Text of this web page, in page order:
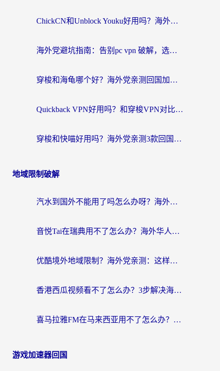
ChickCN和Unblock Youku好用吗？海外党亲测3款回国加速器，附iOS免费选择指南
海外党避坑指南：告别pc vpn 破解，选对回国加速器轻松访问国内资源
穿梭和海龟哪个好？海外党亲测回国加速器，附电脑免费VPN推荐
Quickback VPN好用吗？和穿梭VPN对比哪个回国效果更好？海外党必看的真实测评与选择指南
穿梭和快喵好用吗？海外党亲测3款回国加速器，附日本回国VPN避坑指南
地域限制破解
汽水到国外不能用了吗怎么办呀？海外党追剧看片的救星在这里！
音悦Tai在瑞典用不了怎么办？海外华人追剧听歌的实用指南
优酷境外地域限制？海外党亲测：这样看国内剧再也不卡（附3个实用场景解决）
香港西瓜视频看不了怎么办？3步解决海外追剧难题，附靠谱加速器推荐
喜马拉雅FM在马来西亚用不了怎么办？海外华人亲测有效的回国加速指南
游戏加速器回国